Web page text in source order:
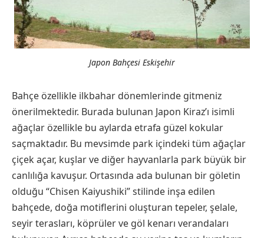
Japon Bahçesi Eskişehir
Bahçe özellikle ilkbahar dönemlerinde gitmeniz
önerilmektedir. Burada bulunan Japon Kiraz’ı isimli
ağaçlar özellikle bu aylarda etrafa güzel kokular
saçmaktadır. Bu mevsimde park içindeki tüm ağaçlar
çiçek açar, kuşlar ve diğer hayvanlarla park büyük bir
canlılığa kavuşur. Ortasında ada bulunan bir göletin
olduğu “Chisen Kaiyushiki” stilinde inşa edilen
bahçede, doğa motiflerini oluşturan tepeler, şelale,
seyir terasları, köprüler ve göl kenarı verandaları